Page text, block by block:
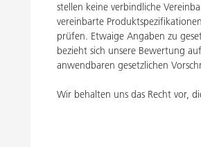
stellen keine verbindliche
vereinbarte
prüfen. Etwaige Angaben zu
bezieht sich unsere Bewertung
anwendbaren gesetzlichen
Wir behalten uns das Recht vor,